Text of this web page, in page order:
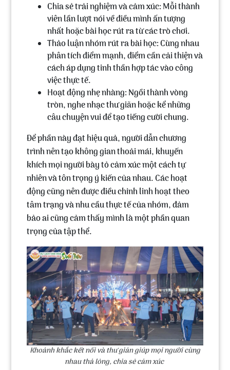
Chia sẻ trải nghiệm và cảm xúc:Mỗi thành
viên lần lượt nói về điều mình ấn tượng
nhất hoặc bài học rút ra từ các trò chơi.
Thảo luận nhóm rút ra bài học:Cùng nhau
phân tích điểm mạnh, điểm cần cải thiện và
cách áp dụng tinh thần hợp tác vào công
việc thực tế.
Hoạt động nhẹ nhàng:Ngồi thành vòng
tròn, nghe nhạc thư giãn hoặc kể những
câu chuyện vui để tạo tiếng cười chung.
Để phần này đạt hiệu quả, người dẫn chương
trình nên tạo không gian thoải mái, khuyến
khích mọi người bày tỏ cảm xúc một cách tự
nhiên và tôn trọng ý kiến của nhau. Các hoạt
động cũng nên được điều chỉnh linh hoạt theo
tâm trạng và nhu cầu thực tế của nhóm, đảm
bảo ai cũng cảm thấy mình là một phần quan
trọng của tập thể.
Khoảnh khắc kết nối và thư giản giúp mọi người cùng
nhau thả lỏng, chia sẻ cảm xúc